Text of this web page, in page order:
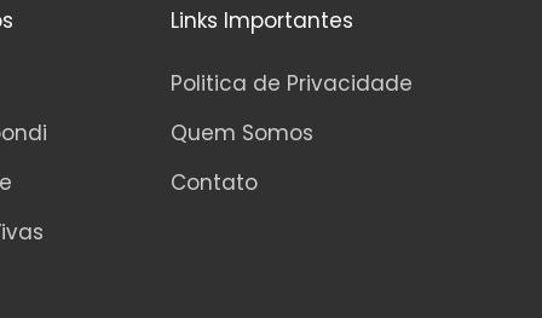
Links Importantes
Politica de Privacidade
Quem Somos
Contato